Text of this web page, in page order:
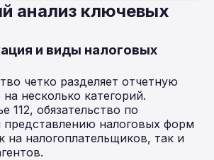
анализ ключевых
и виды налоговых
четко разделяет отчетную
несколько категорий.
112, обязательство по
представлению налоговых форм
на налогоплательщиков, так и